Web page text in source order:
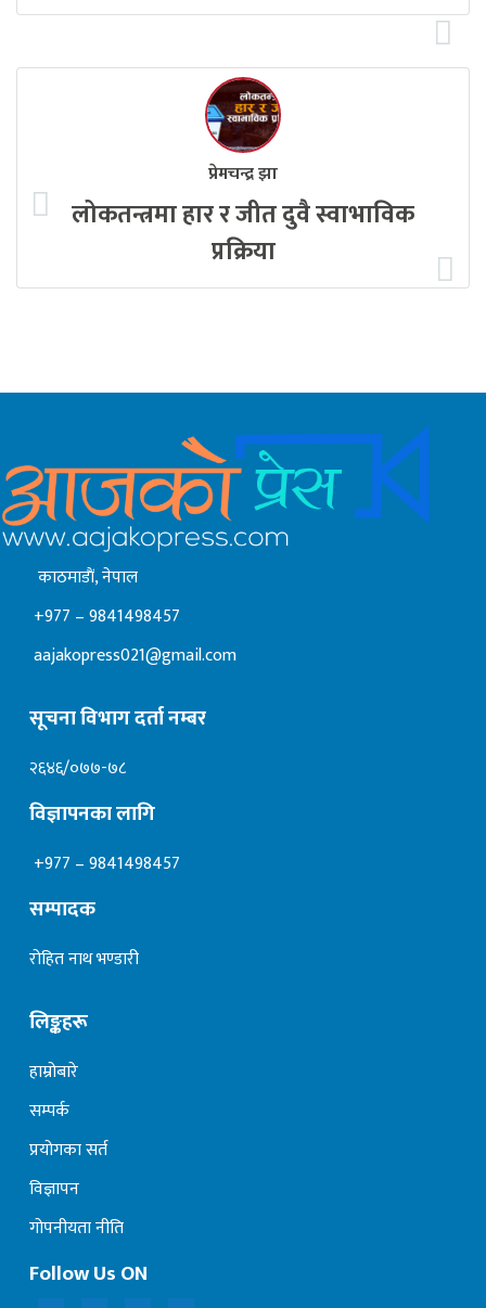
प्रेमचन्द्र झा
लोकतन्त्रमा हार र जीत दुवै स्वाभाविक
प्रक्रिया
काठमाडाैं, नेपाल
+977 – 9841498457
aajakopress021@gmail.com
सूचना विभाग दर्ता नम्बर
२६४६/०७७-७८
विज्ञापनका लागि
+977 – 9841498457
सम्पादक
रोहित नाथ भण्डारी
लिङ्कहरू
हाम्रोबारे
सम्पर्क
प्रयोगका सर्त
विज्ञापन
गोपनीयता नीति
Follow Us ON